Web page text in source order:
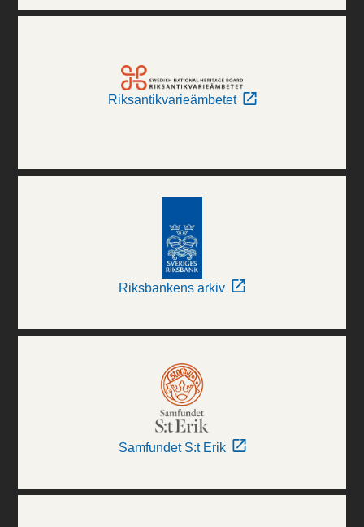
Riksantikvarieämbetet
Riksbankens arkiv
Samfundet S:t Erik